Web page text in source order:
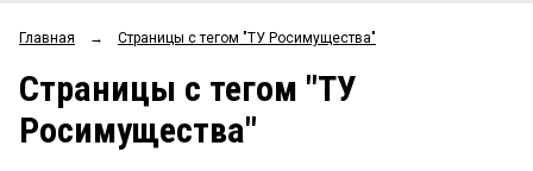
ОБЩЕСТВО
ЗАКОН
НОВОСТИ КОМПАНИЙ
Мнения
Рейтинги
Главная → Страницы c тегом "ТУ Росимущества"
Страницы c тегом "ТУ
Росимущества"